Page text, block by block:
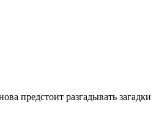
предстоит разгадывать загадки